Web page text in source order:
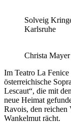
Solveig
Karlsruhe
Christa
Im Teatro La Fenice
österreichische
Lescaut“, die mit
neue Heimat
Ravois, den reichen
Wankelmut rächt.